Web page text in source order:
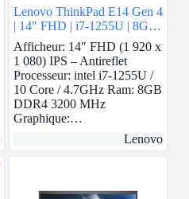
Lenovo ThinkPad E14 Gen 4
| 14″ FHD | i7-1255U | 8GB
Ram | Nvidia MX550 | 512
GB SSD
Afficheur: 14″ FHD (1 920 x
1 080) IPS – Antireflet
Processeur: intel i7-1255U /
10 Core / 4.7GHz Ram: 8GB
DDR4 3200 MHz
Graphique:…
Lenovo